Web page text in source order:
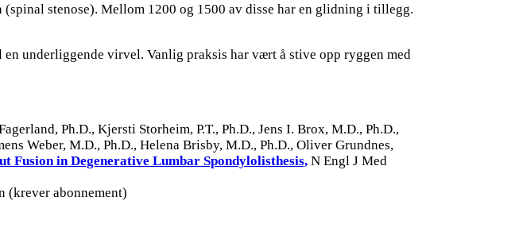
stenose). Mellom 1200 og 1500 av disse har en glidning i tillegg.
underliggende virvel. Vanlig praksis har vært å stive opp ryggen med
Ph.D., Kjersti Storheim, P.T., Ph.D., Jens I. Brox, M.D., Ph.D.,
Weber, M.D., Ph.D., Helena Brisby, M.D., Ph.D., Oliver Grundnes,
Fusion in Degenerative Lumbar Spondylolisthesis, N Engl J Med
(krever abonnement)